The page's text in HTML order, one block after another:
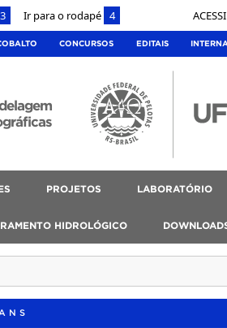
3 Ir para o rodapé 4
CONCURSOS EDITAIS
PROJETOS LABORATÓRIO
HIDROLÓGICO